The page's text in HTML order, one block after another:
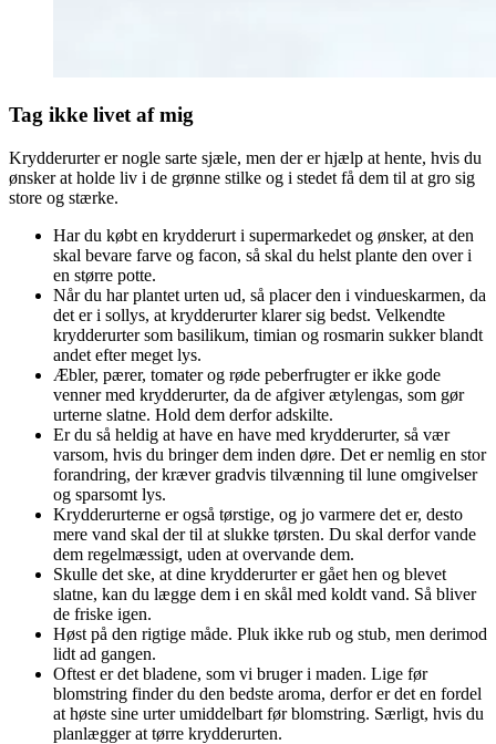
Tag ikke livet af mig
Krydderurter er nogle sarte sjæle, men der er hjælp at hente, hvis du
ønsker at holde liv i de grønne stilke og i stedet få dem til at gro sig
store og stærke.
Har du købt en krydderurt i supermarkedet og ønsker, at den
skal bevare farve og facon, så skal du helst plante den over i
en større potte.
Når du har plantet urten ud, så placer den i vindueskarmen, da
det er i sollys, at krydderurter klarer sig bedst. Velkendte
krydderurter som basilikum, timian og rosmarin sukker blandt
andet efter meget lys.
Æbler, pærer, tomater og røde peberfrugter er ikke gode
venner med krydderurter, da de afgiver ætylengas, som gør
urterne slatne. Hold dem derfor adskilte.
Er du så heldig at have en have med krydderurter, så vær
varsom, hvis du bringer dem inden døre. Det er nemlig en stor
forandring, der kræver gradvis tilvænning til lune omgivelser
og sparsomt lys.
Krydderurterne er også tørstige, og jo varmere det er, desto
mere vand skal der til at slukke tørsten. Du skal derfor vande
dem regelmæssigt, uden at overvande dem.
Skulle det ske, at dine krydderurter er gået hen og blevet
slatne, kan du lægge dem i en skål med koldt vand. Så bliver
de friske igen.
Høst på den rigtige måde. Pluk ikke rub og stub, men derimod
lidt ad gangen.
Oftest er det bladene, som vi bruger i maden. Lige før
blomstring finder du den bedste aroma, derfor er det en fordel
at høste sine urter umiddelbart før blomstring. Særligt, hvis du
planlægger at tørre krydderurten.